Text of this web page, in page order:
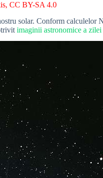
, CC BY-SA 4.0
solar. Conform calculelor
imaginii astronomice a